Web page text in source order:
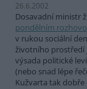
26.6.2002
Dosavadní ministr
pondělním
v rukou sociální
životního prostředí
výsada politické
(nebo snad lépe
Kužvarta tak dobře